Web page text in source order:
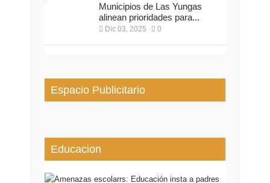
Municipios de Las Yungas
alinean prioridades para...
Dic 03, 2025 0
Espacio Publicitario
Educacion